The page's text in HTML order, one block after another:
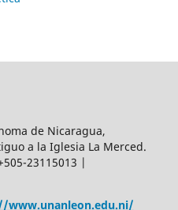
de Nicaragua,
a la Iglesia La Merced.
23115013 |
www.unanleon.edu.ni/